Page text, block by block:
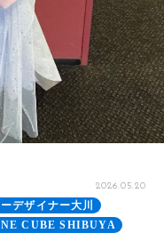
2026.05.20
デザイナー大川
CUBE SHIBUYA